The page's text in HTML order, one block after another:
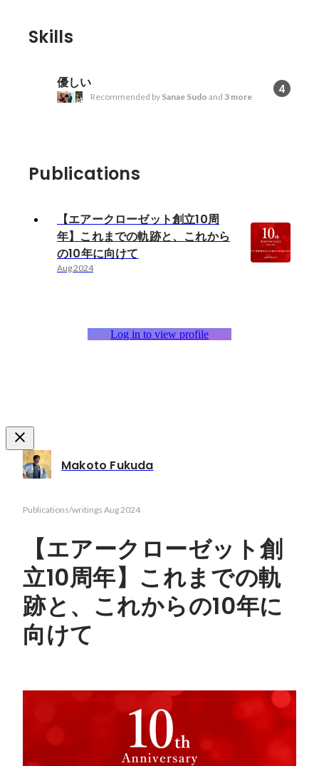
Skills
優しい 4
Recommended by Sanae Sudo and 3 more
Publications
【エアークローゼット創立10周
年】これまでの軌跡と、これから
の10年に向けて
Aug 2024
Log in to view profile
Makoto Fukuda
Publications/writings Aug 2024
【エアークローゼット創
立10周年】これまでの軌
跡と、これからの10年に
向けて